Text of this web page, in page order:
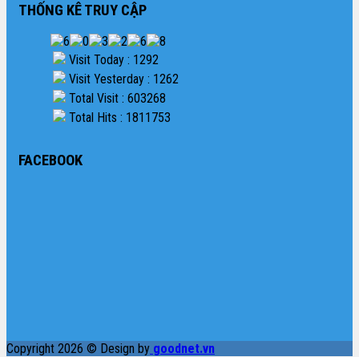
THỐNG KÊ TRUY CẬP
Visit Today : 1292
Visit Yesterday : 1262
Total Visit : 603268
Total Hits : 1811753
FACEBOOK
Copyright 2026 © Design by goodnet.vn